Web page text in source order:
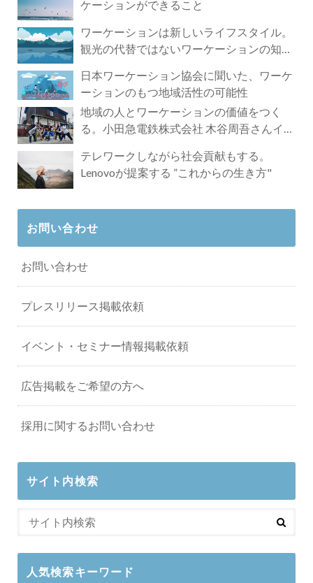
ケーションができること
ワーケーションは新しいライフスタイル。
観光の代替ではないワーケーションの知ら
日本ワーケーション協会に聞いた、ワーケ
ーションのもつ地域活性の可能性
地域の人とワーケーションの価値をつく
る。小田急電鉄株式会社 木谷周吾さんイン
テレワークしながら社会貢献もする。
Lenovoが提案する ”これからの生き方"
お問い合わせ
お問い合わせ
プレスリリース掲載依頼
イベント・セミナー情報掲載依頼
広告掲載をご希望の方へ
採用に関するお問い合わせ
サイト内検索
人気検索キーワード